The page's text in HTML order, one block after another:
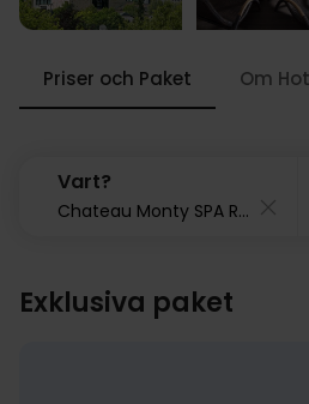
Priser och Paket Om
Vart?
Exklusiva paket